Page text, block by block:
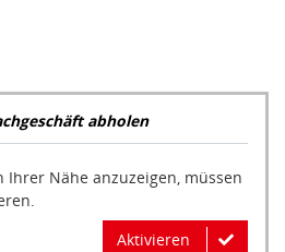
abholen
Ihrer Nähe anzuzeigen, müssen
Aktivieren